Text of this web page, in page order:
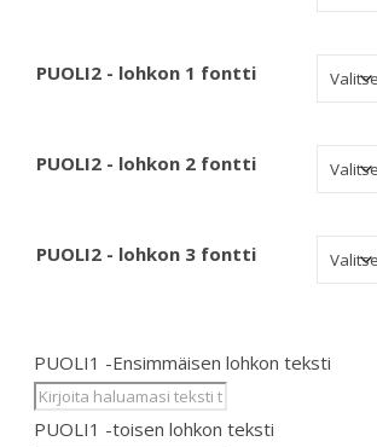
PUOLI2 - lohkon 1 fontti
PUOLI2 - lohkon 2 fontti
PUOLI2 - lohkon 3 fontti
PUOLI1 -Ensimmäisen lohkon teksti
PUOLI1 -toisen lohkon teksti